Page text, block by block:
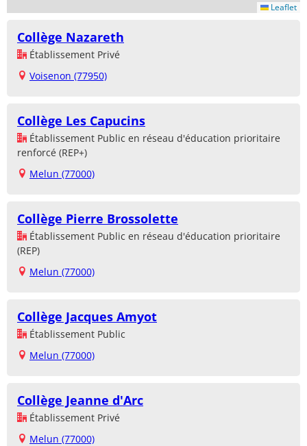
Leaflet
Collège Nazareth
Établissement Privé
Voisenon (77950)
Collège Les Capucins
Établissement Public en réseau d'éducation prioritaire
renforcé (REP+)
Melun (77000)
Collège Pierre Brossolette
Établissement Public en réseau d'éducation prioritaire
(REP)
Melun (77000)
Collège Jacques Amyot
Établissement Public
Melun (77000)
Collège Jeanne d'Arc
Établissement Privé
Melun (77000)